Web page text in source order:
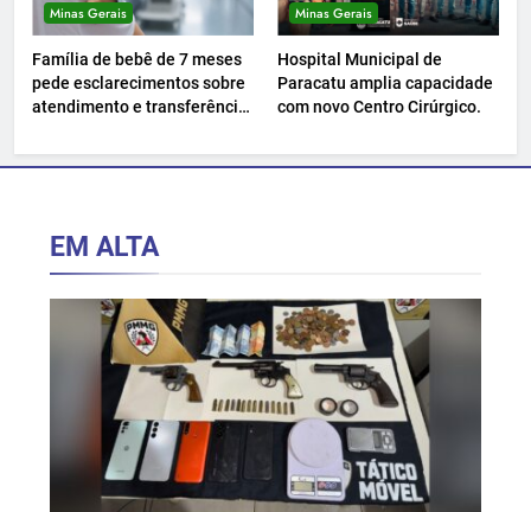
Minas Gerais
Família de bebê de 7 meses
pede esclarecimentos sobre
atendimento e transferência
Minas Gerais
Hospital Municipal de
Paracatu amplia capacidade
com novo Centro Cirúrgico.
EM ALTA